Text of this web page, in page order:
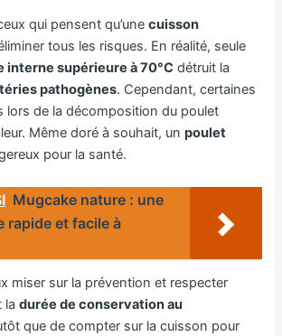
qui pensent qu’unecuisson
tous les risques. En réalité, seule
interne supérieure à 70°C détruit la
pathogènes. Cependant, certaines
lors de la décomposition du poulet
Même doré à souhait, unpoulet
pour la santé.
Mugcake nature : une
rapide et facile à
miser sur la prévention et respecter
ladurée de conservation au
que de compter sur la cuisson pour